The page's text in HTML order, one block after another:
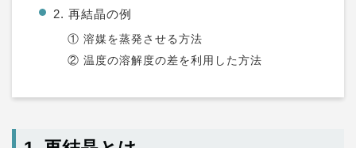
2. 再結晶の例
① 溶媒を蒸発させる方法
② 温度の溶解度の差を利用した方法